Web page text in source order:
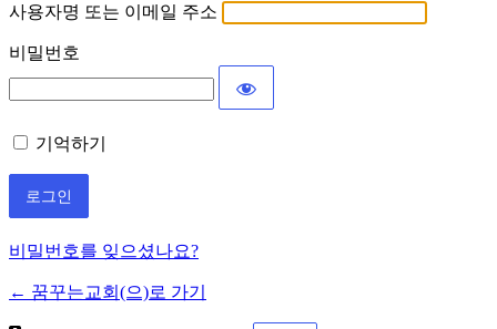
사용자명 또는 이메일 주소
비밀번호
기억하기
비밀번호를 잊으셨나요?
← 꿈꾸는교회(으)로 가기